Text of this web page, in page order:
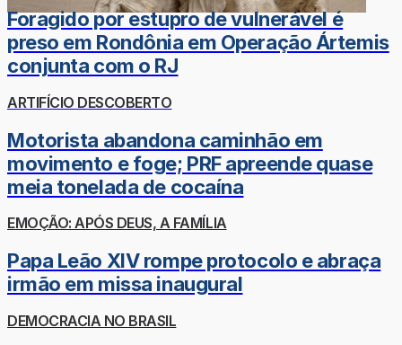
Foragido por estupro de vulnerável é
preso em Rondônia em Operação Ártemis
conjunta com o RJ
ARTIFÍCIO DESCOBERTO
Motorista abandona caminhão em
movimento e foge; PRF apreende quase
meia tonelada de cocaína
EMOÇÃO: APÓS DEUS, A FAMÍLIA
Papa Leão XIV rompe protocolo e abraça
irmão em missa inaugural
DEMOCRACIA NO BRASIL